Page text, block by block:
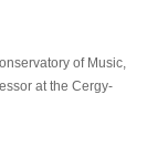
of Music,
at the Cergy-